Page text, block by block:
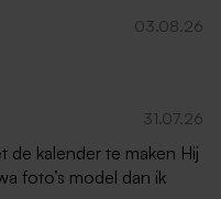
03.08.26
31.07.26
de kalender te maken Hij
foto’s model dan ik